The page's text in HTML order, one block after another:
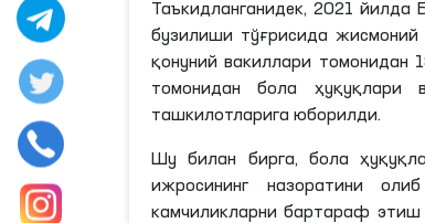
Таъкидланганидек, 2021
бузилиши тўғрисида
қонуний вакиллари
томонидан бола ҳуқуқлари
ташкилотларига юборилди.
Шу билан бирга, бола
ижросининг назоратини
камчиликларни бартараф